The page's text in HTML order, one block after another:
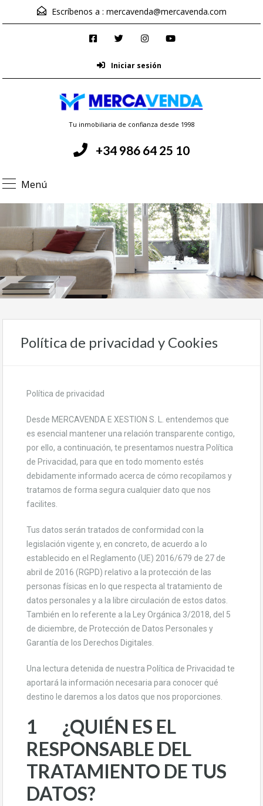
Escríbenos a : mercavenda@mercavenda.com
Iniciar sesión
Tu inmobiliaria de confianza desde 1998
+34 986 64 25 10
Menú
Política de privacidad y Cookies
Política de privacidad
Desde MERCAVENDA E XESTION S. L. entendemos que
es esencial mantener una relación transparente contigo,
por ello, a continuación, te presentamos nuestra Política
de Privacidad, para que en todo momento estés
debidamente informado acerca de cómo recopilamos y
tratamos de forma segura cualquier dato que nos
facilites.
Tus datos serán tratados de conformidad con la
legislación vigente y, en concreto, de acuerdo a lo
establecido en el Reglamento (UE) 2016/679 de 27 de
abril de 2016 (RGPD) relativo a la protección de las
personas físicas en lo que respecta al tratamiento de
datos personales y a la libre circulación de estos datos.
También en lo referente a la Ley Orgánica 3/2018, del 5
de diciembre, de Protección de Datos Personales y
Garantía de los Derechos Digitales.
Una lectura detenida de nuestra Política de Privacidad te
aportará la información necesaria para conocer qué
destino le daremos a los datos que nos proporciones.
1 ¿QUIÉN ES EL
RESPONSABLE DEL
TRATAMIENTO DE TUS
DATOS?